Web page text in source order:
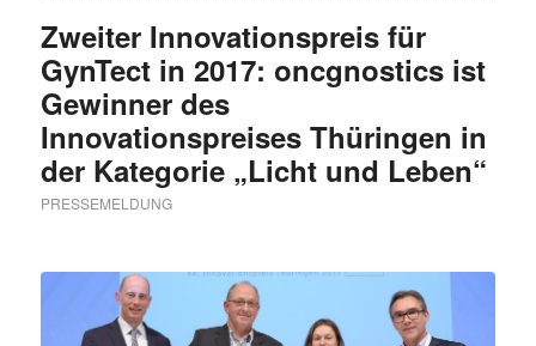
Zweiter Innovationspreis für
GynTect in 2017: oncgnostics ist
Gewinner des
Innovationspreises Thüringen in
der Kategorie „Licht und Leben“
PRESSEMELDUNG